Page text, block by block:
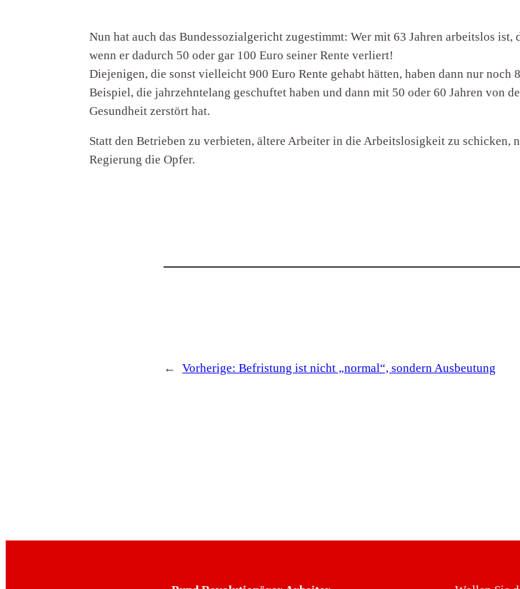
Nun hat auch das Bundessozialgericht zugestimmt: Wer mit 63 Jahren arbeitslos
wenn er dadurch 50 oder gar 100 Euro seiner Rente verliert!
Diejenigen, die sonst vielleicht 900 Euro Rente gehabt hätten, haben dann nur
Beispiel, die jahrzehntelang geschuftet haben und dann mit 50 oder 60 Jahren von
Gesundheit zerstört hat.
Statt den Betrieben zu verbieten, ältere Arbeiter in die Arbeitslosigkeit zu schicken,
Regierung die Opfer.
← Vorherige:Befristung ist nicht „normal“, sondern Ausbeutung